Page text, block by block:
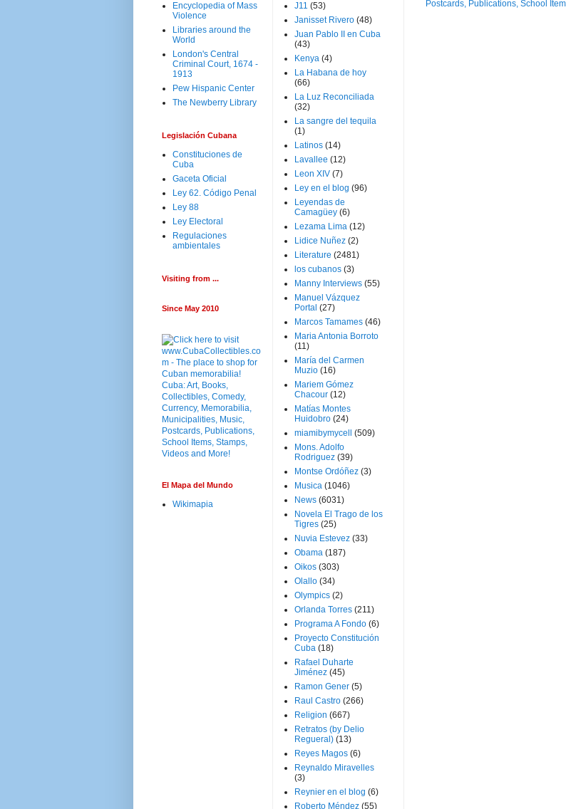
Encyclopedia of Mass
Violence
Libraries around the
World
London's Central
Criminal Court, 1674 -
1913
Pew Hispanic Center
The Newberry Library
Legislación Cubana
Constituciones de
Cuba
Gaceta Oficial
Ley 62. Código Penal
Ley 88
Ley Electoral
Regulaciones
ambientales
Visiting from ...
Since May 2010
El Mapa del Mundo
Wikimapia
J11 (53)
Janisset Rivero (48)
Juan Pablo II en Cuba
(43)
Kenya (4)
La Habana de hoy
(66)
La Luz Reconciliada
(32)
La sangre del tequila
(1)
Latinos (14)
Lavallee (12)
Leon XIV (7)
Ley en el blog (96)
Leyendas de
Camagüey (6)
Lezama Lima (12)
Lidice Nuñez (2)
Literature (2481)
los cubanos (3)
Manny Interviews (55)
Manuel Vázquez
Portal (27)
Marcos Tamames (46)
Maria Antonia Borroto
(11)
María del Carmen
Muzio (16)
Mariem Gómez
Chacour (12)
Matías Montes
Huidobro (24)
miamibymycell
(509)
Mons. Adolfo
Rodriguez (39)
Montse Ordóñez (3)
Musica (1046)
News (6031)
Novela El Trago de los
Tigres (25)
Nuvia Estevez (33)
Obama (187)
Oikos (303)
Olallo (34)
Olympics (2)
Orlanda Torres (211)
Programa A Fondo (6)
Proyecto Constitución
Cuba (18)
Rafael Duharte
Jiménez (45)
Ramon Gener (5)
Raul Castro (266)
Religion (667)
Retratos (by Delio
Regueral) (13)
Reyes Magos (6)
Reynaldo Miravelles
(3)
Reynier en el blog (6)
Roberto Méndez (55)